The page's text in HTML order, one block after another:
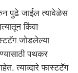
पुढे जाईल त्यावेळेस
किंवा
जोडलेल्या
पथकर
त्याव्दारे फास्टटॅग